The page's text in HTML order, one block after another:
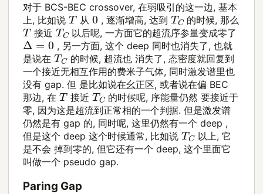
对于 BCS-BEC crossover, 在弱吸引的这一边, 基本
上, 比如说T 从0 , 逐渐增高, 达到TC的时候, 那么
T 接近TC以后呢, 一方面它的超流序参量变成零了
Δ =0
, 另一方面, 这个 deep 同时也消失了, 也就
是说在TC的时候, 超流也 消失了, 态密度就回复到
一个接近无相互作用的费米子气体, 同时激发谱里也
没有 gap. 但 是比如说在幺正区, 或者说在偏 BEC
那边, 在T 接近TC的时候呢, 序能量仍然 要接近于
零, 因为这是超流到正常相的一个判据. 但是激发谱
仍然是有 gap 的, 同时呢, 这里仍然有一个 deep ,
但是这个 deep 这个时候通常, 比如说TC以上, 它
是不会 掉到零的, 但它还有一个 deep, 这个里面它
叫做一个 pseudo gap.
Paring Gap